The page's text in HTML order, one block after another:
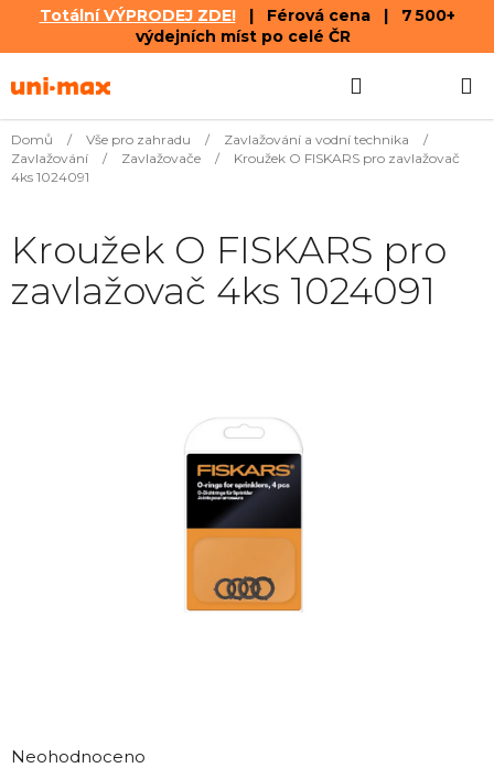
Totální VÝPRODEJ ZDE!| Férová cena | 7 500+
výdejních míst po celé ČR
na
KOŠÍK
Domů / Vše pro zahradu / Zavlažování a vodní technika
/
Zavlažování
/ Zavlažovače /
Kroužek O FISKARS pro zavlažovač
4ks 1024091
hodnocení
Neohodnoceno
Kroužek O FISKARS pro
zavlažovač 4ks 1024091